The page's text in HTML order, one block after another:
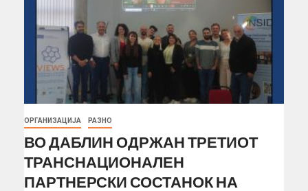
ОРГАНИЗАЦИЈА РАЗНО
ВО ДАБЛИН ОДРЖАН ТРЕТИОТ
ТРАНСНАЦИОНАЛЕН
ПАРТНЕРСКИ СОСТАНОК НА